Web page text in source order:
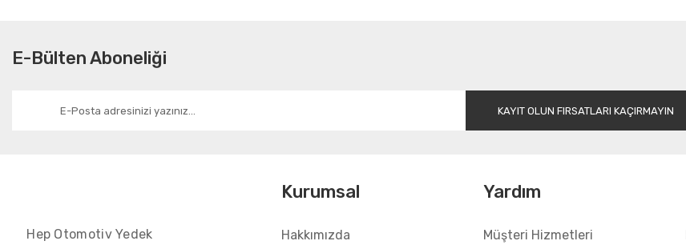
Gönder
E-Bülten Aboneliği
KAYIT OLUN FIRSATLARI KAÇIRMAYIN
Hep Otomotiv Yedek
Kurumsal
Hakkımızda
Yardım
Müşteri Hizmetleri